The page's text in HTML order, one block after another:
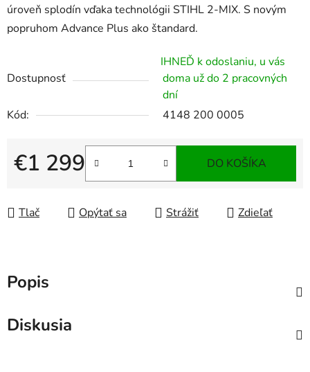
úroveň splodín vďaka technológii STIHL 2-MIX. S novým
popruhom Advance Plus ako štandard.
Dostupnosť
IHNEĎ k odoslaniu, u vás
doma už do 2 pracovných
dní
Kód:
4148 200 0005
€1 299
Jednotková cena:
DO KOŠÍKA
Tlač Opýtať sa Strážiť Zdieľať
Popis
Diskusia